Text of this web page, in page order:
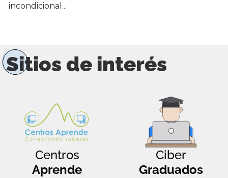
incondicional...
Sitios de interés
Centros
Aprende
Ciber
Graduados